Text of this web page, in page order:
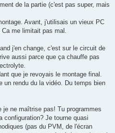
de la partie (c'est pas super, mais
Avant, j'utilisais un vieux PC
me limitait pas mal.
j'en change, c'est sur le circuit de
aussi parce que ça chauffe pas
que je revoyais le montage final.
un rendu du la vidéo. Du temps bien
je ne maîtrise pas! Tu programmes
configuration? Je tourne quasi
(pas du PVM, de l'écran